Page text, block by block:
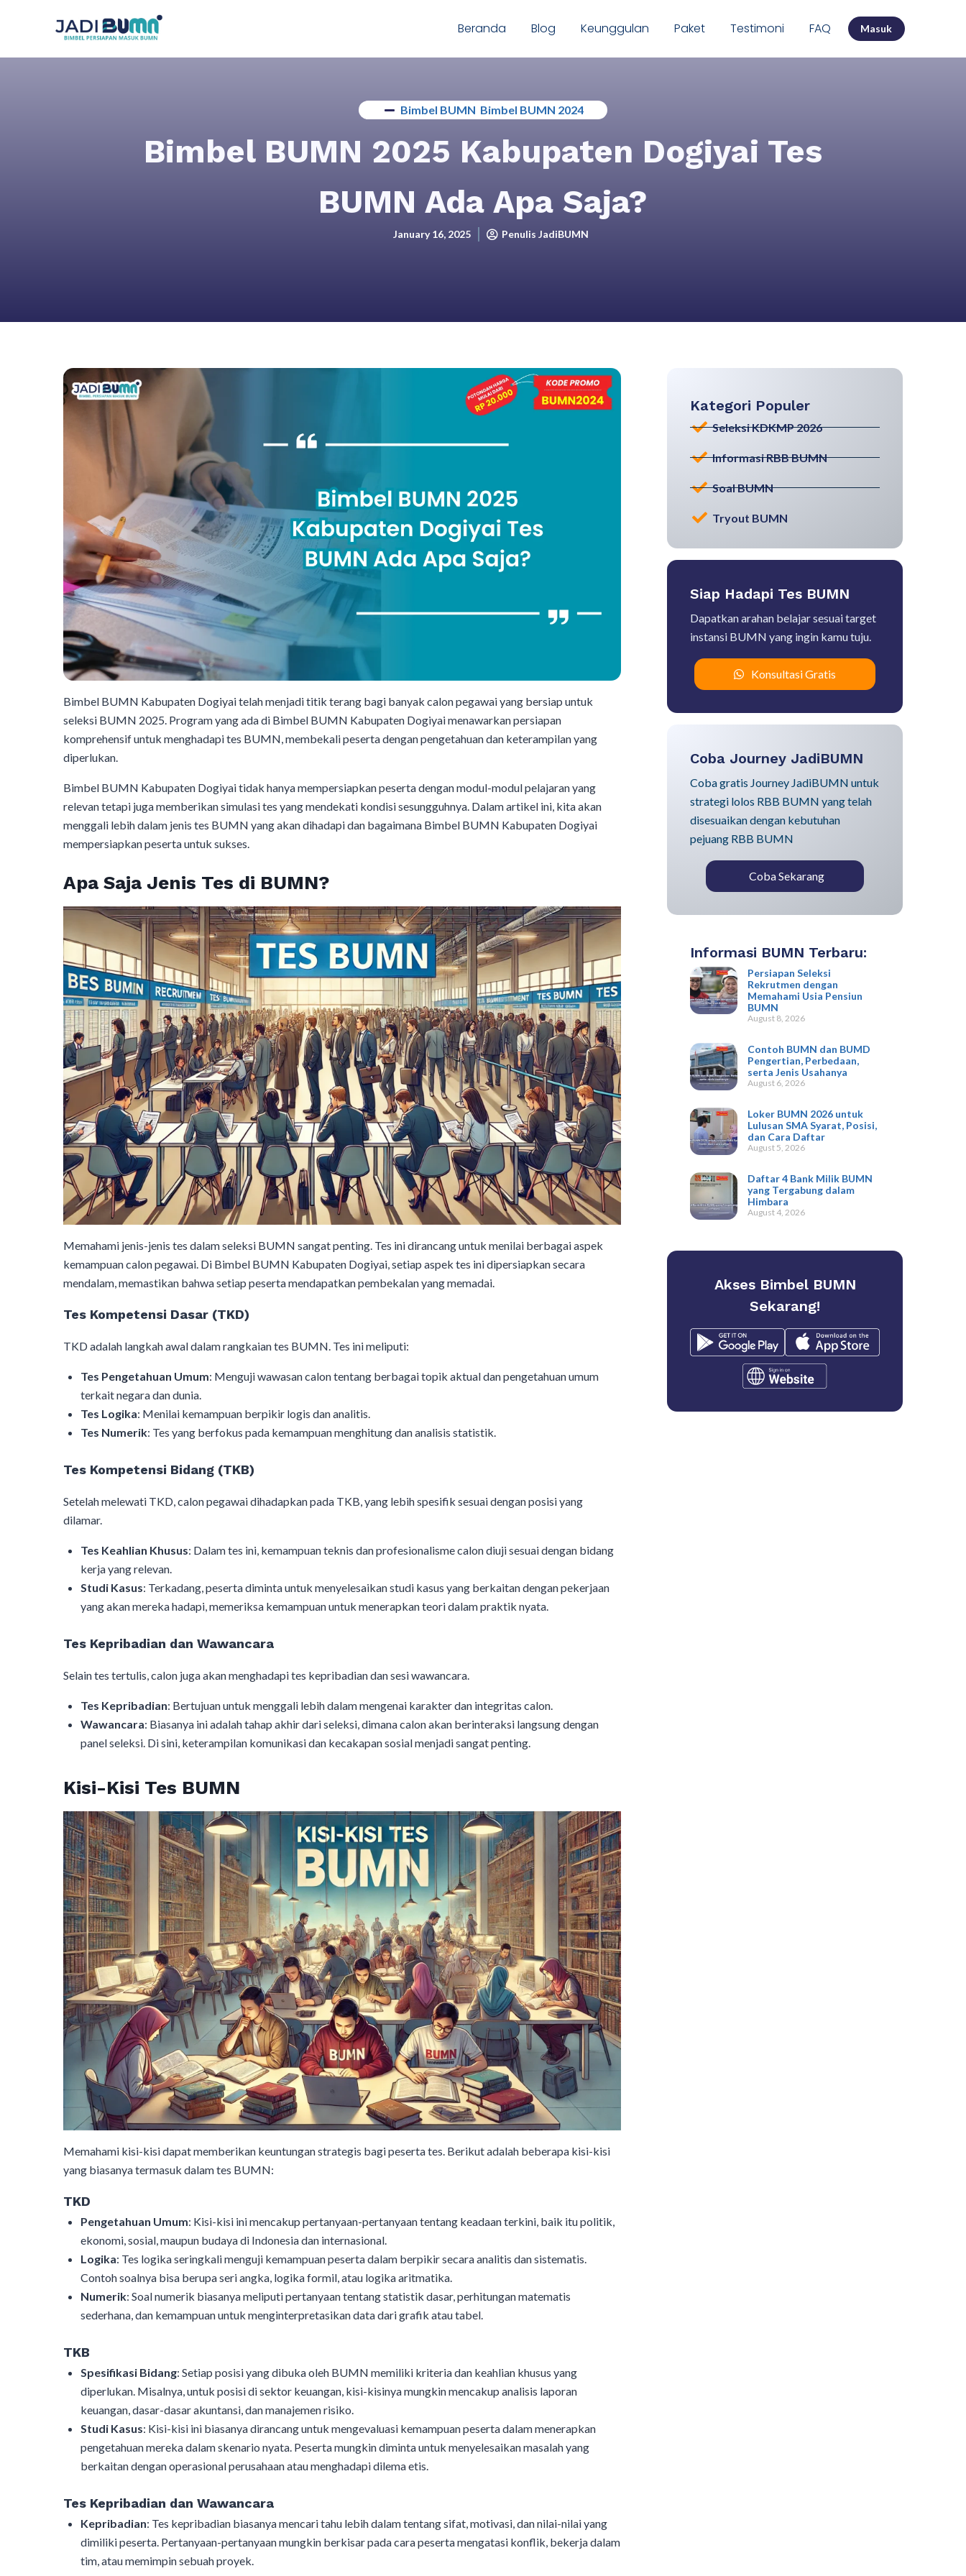
Beranda Blog Keunggulan Paket Testimoni FAQ Masuk
Bimbel BUMN Bimbel BUMN 2024
Bimbel BUMN 2025 Kabupaten Dogiyai Tes
BUMN Ada Apa Saja?
January 16, 2025 Penulis JadiBUMN
Bimbel BUMN Kabupaten Dogiyai telah menjadi titik terang bagi banyak calon pegawai yang bersiap untuk
seleksi BUMN 2025. Program yang ada di Bimbel BUMN Kabupaten Dogiyai menawarkan persiapan
komprehensif untuk menghadapi tes BUMN, membekali peserta dengan pengetahuan dan keterampilan yang
diperlukan.
Bimbel BUMN Kabupaten Dogiyai tidak hanya mempersiapkan peserta dengan modul-modul pelajaran yang
relevan tetapi juga memberikan simulasi tes yang mendekati kondisi sesungguhnya. Dalam artikel ini, kita akan
menggali lebih dalam jenis tes BUMN yang akan dihadapi dan bagaimana Bimbel BUMN Kabupaten Dogiyai
mempersiapkan peserta untuk sukses.
Apa Saja Jenis Tes di BUMN?
Memahami jenis-jenis tes dalam seleksi BUMN sangat penting. Tes ini dirancang untuk menilai berbagai aspek
kemampuan calon pegawai. Di Bimbel BUMN Kabupaten Dogiyai, setiap aspek tes ini dipersiapkan secara
mendalam, memastikan bahwa setiap peserta mendapatkan pembekalan yang memadai.
Tes Kompetensi Dasar (TKD)
TKD adalah langkah awal dalam rangkaian tes BUMN. Tes ini meliputi:
Tes Pengetahuan Umum: Menguji wawasan calon tentang berbagai topik aktual dan pengetahuan umum
terkait negara dan dunia.
Tes Logika: Menilai kemampuan berpikir logis dan analitis.
Tes Numerik: Tes yang berfokus pada kemampuan menghitung dan analisis statistik.
Tes Kompetensi Bidang (TKB)
Setelah melewati TKD, calon pegawai dihadapkan pada TKB, yang lebih spesifik sesuai dengan posisi yang
dilamar.
Tes Keahlian Khusus: Dalam tes ini, kemampuan teknis dan profesionalisme calon diuji sesuai dengan bidang
kerja yang relevan.
Studi Kasus: Terkadang, peserta diminta untuk menyelesaikan studi kasus yang berkaitan dengan pekerjaan
yang akan mereka hadapi, memeriksa kemampuan untuk menerapkan teori dalam praktik nyata.
Tes Kepribadian dan Wawancara
Selain tes tertulis, calon juga akan menghadapi tes kepribadian dan sesi wawancara.
Tes Kepribadian: Bertujuan untuk menggali lebih dalam mengenai karakter dan integritas calon.
Wawancara: Biasanya ini adalah tahap akhir dari seleksi, dimana calon akan berinteraksi langsung dengan
panel seleksi. Di sini, keterampilan komunikasi dan kecakapan sosial menjadi sangat penting.
Kisi-Kisi Tes BUMN
Memahami kisi-kisi dapat memberikan keuntungan strategis bagi peserta tes. Berikut adalah beberapa kisi-kisi
yang biasanya termasuk dalam tes BUMN:
TKD
Pengetahuan Umum: Kisi-kisi ini mencakup pertanyaan-pertanyaan tentang keadaan terkini, baik itu politik,
ekonomi, sosial, maupun budaya di Indonesia dan internasional.
Logika: Tes logika seringkali menguji kemampuan peserta dalam berpikir secara analitis dan sistematis.
Contoh soalnya bisa berupa seri angka, logika formil, atau logika aritmatika.
Numerik: Soal numerik biasanya meliputi pertanyaan tentang statistik dasar, perhitungan matematis
sederhana, dan kemampuan untuk menginterpretasikan data dari grafik atau tabel.
TKB
Spesifikasi Bidang: Setiap posisi yang dibuka oleh BUMN memiliki kriteria dan keahlian khusus yang
diperlukan. Misalnya, untuk posisi di sektor keuangan, kisi-kisinya mungkin mencakup analisis laporan
keuangan, dasar-dasar akuntansi, dan manajemen risiko.
Studi Kasus: Kisi-kisi ini biasanya dirancang untuk mengevaluasi kemampuan peserta dalam menerapkan
pengetahuan mereka dalam skenario nyata. Peserta mungkin diminta untuk menyelesaikan masalah yang
berkaitan dengan operasional perusahaan atau menghadapi dilema etis.
Tes Kepribadian dan Wawancara
Kepribadian: Tes kepribadian biasanya mencari tahu lebih dalam tentang sifat, motivasi, dan nilai-nilai yang
dimiliki peserta. Pertanyaan-pertanyaan mungkin berkisar pada cara peserta mengatasi konflik, bekerja dalam
tim, atau memimpin sebuah proyek.
Kategori Populer
Seleksi KDKMP 2026
Informasi RBB BUMN
Soal BUMN
Tryout BUMN
Siap Hadapi Tes BUMN
Dapatkan arahan belajar sesuai target
instansi BUMN yang ingin kamu tuju.
Konsultasi Gratis
Coba Journey JadiBUMN
Coba gratis Journey JadiBUMN untuk
strategi lolos RBB BUMN yang telah
disesuaikan dengan kebutuhan
pejuang RBB BUMN
Coba Sekarang
Informasi BUMN Terbaru:
Persiapan Seleksi
Rekrutmen dengan
Memahami Usia Pensiun
BUMN
August 8, 2026
Contoh BUMN dan BUMD
Pengertian, Perbedaan,
serta Jenis Usahanya
August 6, 2026
Loker BUMN 2026 untuk
Lulusan SMA Syarat, Posisi,
dan Cara Daftar
August 5, 2026
Daftar 4 Bank Milik BUMN
yang Tergabung dalam
Himbara
August 4, 2026
Akses Bimbel BUMN
Sekarang!